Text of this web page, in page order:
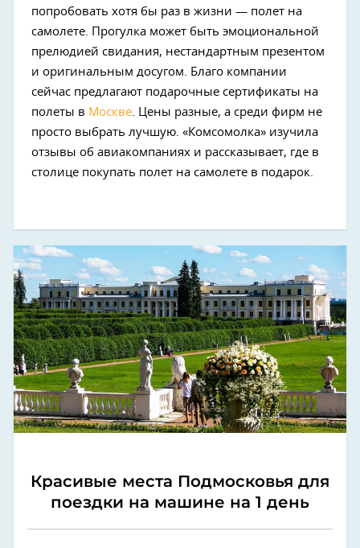
попробовать хотя бы раз в жизни — полет на
самолете. Прогулка может быть эмоциональной
прелюдией свидания, нестандартным презентом
и оригинальным досугом. Благо компании
сейчас предлагают подарочные сертификаты на
полеты в Москве. Цены разные, а среди фирм не
просто выбрать лучшую. «Комсомолка» изучила
отзывы об авиакомпаниях и рассказывает, где в
столице покупать полет на самолете в подарок.
Красивые места Подмосковья для
поездки на машине на 1 день